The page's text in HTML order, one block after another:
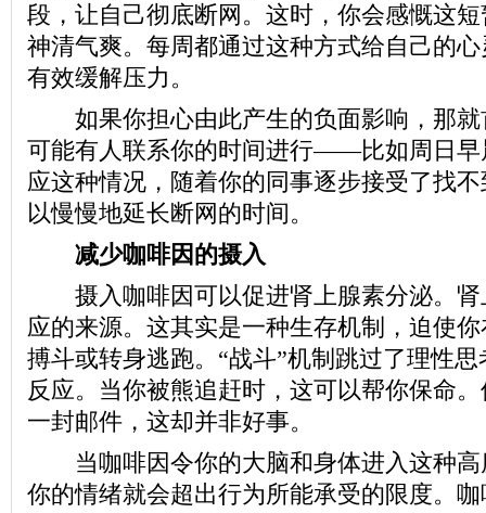
段，让自己彻底断网。这时，你会感慨这
神清气爽。每周都通过这种方式给自己的
有效缓解压力。
如果你担心由此产生的负面影响，那就
可能有人联系你的时间进行——比如周日早
应这种情况，随着你的同事逐步接受了找
以慢慢地延长断网的时间。
减少咖啡因的摄入
摄入咖啡因可以促进肾上腺素分泌。肾
应的来源。这其实是一种生存机制，迫使
搏斗或转身逃跑。“战斗”机制跳过了理性
反应。当你被熊追赶时，这可以帮你保命
一封邮件，这却并非好事。
当咖啡因令你的大脑和身体进入这种高
你的情绪就会超出行为所能承受的限度。